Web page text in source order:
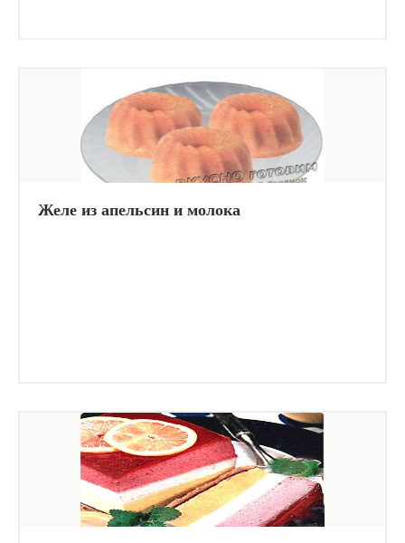
Желе из апельсин и молока